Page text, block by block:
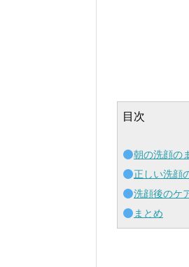
目次
朝の洗顔の
正しい洗顔
洗顔後のケ
まとめ